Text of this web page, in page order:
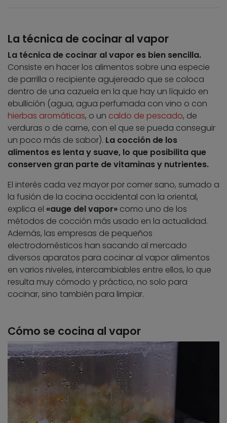
La técnica de cocinar al vapor
La técnica de cocinar al vapor es bien sencilla.
Consiste en hacer los alimentos sobre una especie
de parrilla o recipiente agujereado que se coloca
dentro de una cazuela en la que hay un líquido en
ebullición (agua, agua perfumada con vino o con
hierbas aromáticas, o un caldo de pescado, de
verduras o de carne, con el que se pueda conseguir
un poco más de sabor). La cocción de los
alimentos es lenta y suave, lo que posibilita que
conserven gran parte de vitaminas y nutrientes.
El interés cada vez mayor por comer sano, sumado a
la fusión de la cocina occidental con la oriental,
explica el «auge del vapor» como uno de los
métodos de cocción más usado en la actualidad.
Además, las empresas de pequeños
electrodomésticos han sacando al mercado
diversos aparatos para cocinar al vapor alimentos
en varios niveles, intercambiables entre ellos, lo que
resulta muy cómodo y práctico, no solo para
cocinar, sino también para limpiar.
Cómo se cocina al vapor